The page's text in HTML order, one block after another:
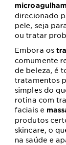
direcionado
pele, seja
ou tratar
Embora os
comumente
de beleza, é
tratamentos
simples do
rotina com
faciais e
produtos
skincare, o
na saúde e